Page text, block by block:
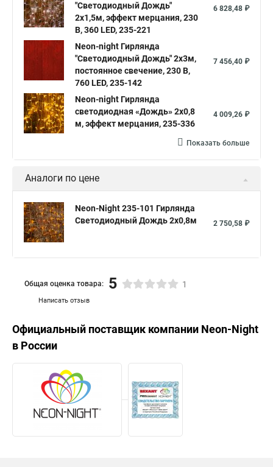
"Светодиодный Дождь"
2х1,5м, эффект мерцания, 230
В, 360 LED, 235-221
6 828,48 ₽
Neon-night Гирлянда
"Светодиодный Дождь" 2х3м,
постоянное свечение, 230 В,
760 LED, 235-142
7 456,40 ₽
Neon-night Гирлянда
светодиодная «Дождь» 2x0,8
м, эффект мерцания, 235-336
4 009,26 ₽
Показать больше
Аналоги по цене
Neon-Night 235-101 Гирлянда
Светодиодный Дождь 2x0,8м
2 750,58 ₽
Написать отзыв
Общая оценка товара: 5 1
Официальный поставщик компании Neon-Night
в России